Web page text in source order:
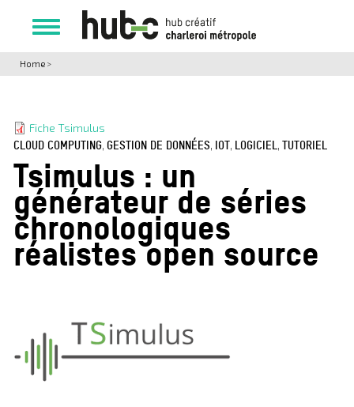
content
Toggle
navigation
Home >
Fiche Tsimulus
CLOUD COMPUTING, GESTION DE DONNÉES, IOT, LOGICIEL , TUTORIEL
Tsimulus : un
générateur de séries
chronologiques
réalistes open source